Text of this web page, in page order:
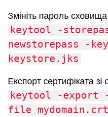
Змініть пароль
keytool -
newstorepass -
keystore.jks
Експорт сертифіката
keytool -export
file